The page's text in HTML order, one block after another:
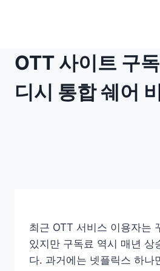
OTT 사이트 구
디시 통합 쉐어
최근 OTT 서비스 이용자는
있지만 구독료 역시 매년 상
다. 과거에는 넷플릭스 하나